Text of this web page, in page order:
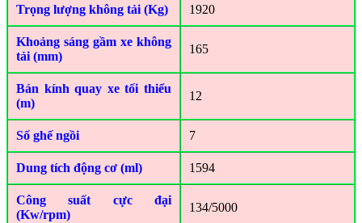
Trọng lượng không tải (Kg) 1920
Khoảng sáng gầm xe không
tải (mm)
165
Bán kính quay xe tối thiểu
(m)
12
Số ghế ngồi 7
Dung tích động cơ (ml) 1594
Công suất cực đại
(Kw/rpm)
134/5000